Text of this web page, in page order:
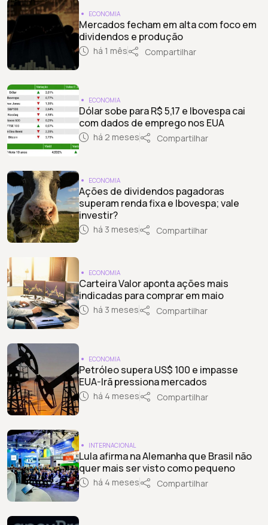
ECONOMIA
Mercados fecham em alta com foco em
dividendos e produção
há 1 mês Compartilhar
ECONOMIA
Dólar sobe para R$ 5,17 e Ibovespa cai
com dados de emprego nos EUA
há 2 meses Compartilhar
ECONOMIA
Ações de dividendos pagadoras
superam renda fixa e Ibovespa; vale
investir?
há 3 meses Compartilhar
ECONOMIA
Carteira Valor aponta ações mais
indicadas para comprar em maio
há 3 meses Compartilhar
ECONOMIA
Petróleo supera US$ 100 e impasse
EUA-Irã pressiona mercados
há 4 meses Compartilhar
INTERNACIONAL
Lula afirma na Alemanha que Brasil não
quer mais ser visto como pequeno
há 4 meses Compartilhar